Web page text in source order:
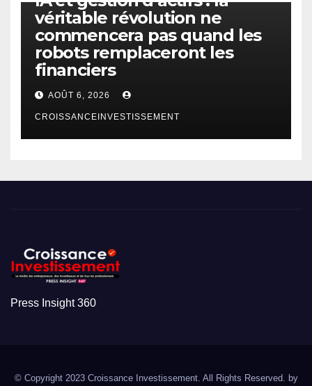
véritable révolution ne
commencera pas quand les
robots remplaceront les
financiers
AOÛT 6, 2026
CROISSANCEINVESTISSEMENT
Press Insight 360
© Copyright 2023 Croissance Investissement. All Rights Reserved. by